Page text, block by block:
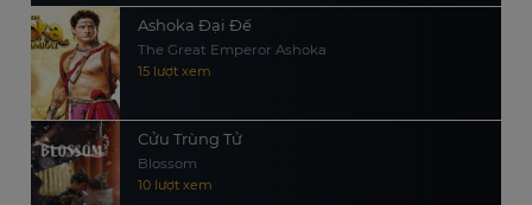
Ashoka Đại Đế
The Great Emperor Ashoka
15 lượt xem
Cửu Trùng Tử
Blossom
10 lượt xem